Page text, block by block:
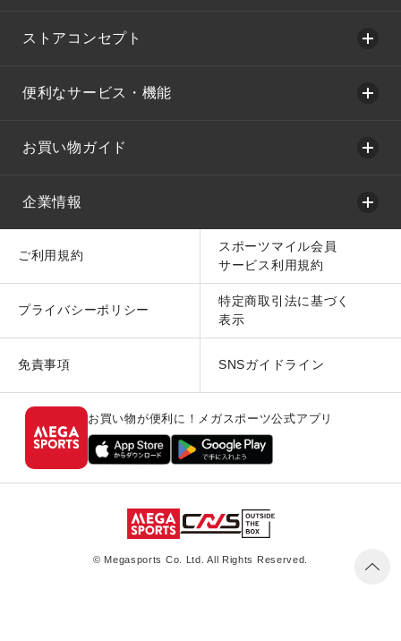
ストアコンセプト
便利なサービス・機能
お買い物ガイド
企業情報
ご利用規約
スポーツマイル会員
サービス利用規約
プライバシーポリシー
特定商取引法に基づく
表示
免責事項 SNSガイドライン
お買い物が便利に！メガスポーツ公式アプリ
© Megasports Co. Ltd. All Rights Reserved.